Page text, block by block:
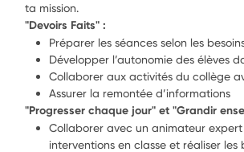
ta mission.
"Devoirs Faits" :
Préparer les séances selon les
Développer l’autonomie des élèves
Collaborer aux activités du collège
Assurer la remontée d’informations
"Progresser chaque jour" et "Grandir
Collaborer avec un animateur
interventions en classe et réaliser les